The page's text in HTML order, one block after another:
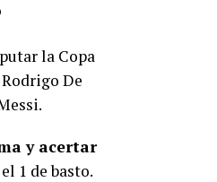
la Copa
De
y acertar
1 de basto.